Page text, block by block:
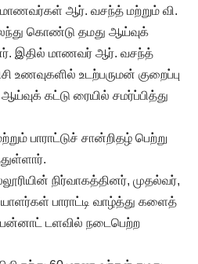
ஆர். வசந்த் மற்றும் வி.
கொண்டு தமது ஆய்வுக்
இதில் மாணவர் ஆர். வசந்த்
உணவுகளில் உடற்பருமன் குறைப்பு
கட்டு ரையில் சமர்ப்பித்து
பாராட்டுச் சான்றிதழ் பெற்று
நிர்வாகத்தினர், முதல்வர்,
பாராட்டி வாழ்த்து களைத்
டளவில் நடைபெற்ற